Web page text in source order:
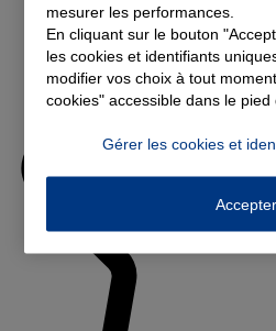
mesurer les performances.
En cliquant sur le bouton
les cookies et identifiants
modifier vos choix à tout
cookies" accessible dans le pied
Gérer les cookies et
Accepter